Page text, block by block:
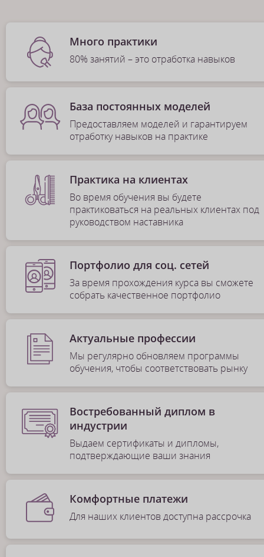
Много практики
80% занятий – это отработка навыков
База постоянных моделей
Предоставляем моделей и гарантируем
отработку навыков на практике
Практика на клиентах
Во время обучения вы будете
практиковаться на реальных клиентах под
руководством наставника
Портфолио для соц. сетей
За время прохождения курса вы сможете
собрать качественное портфолио
Актуальные профессии
Мы регулярно обновляем программы
обучения, чтобы соответствовать рынку
Востребованный диплом в
индустрии
Выдаем сертификаты и дипломы,
подтверждающие ваши знания
Комфортные платежи
Для наших клиентов доступна рассрочка